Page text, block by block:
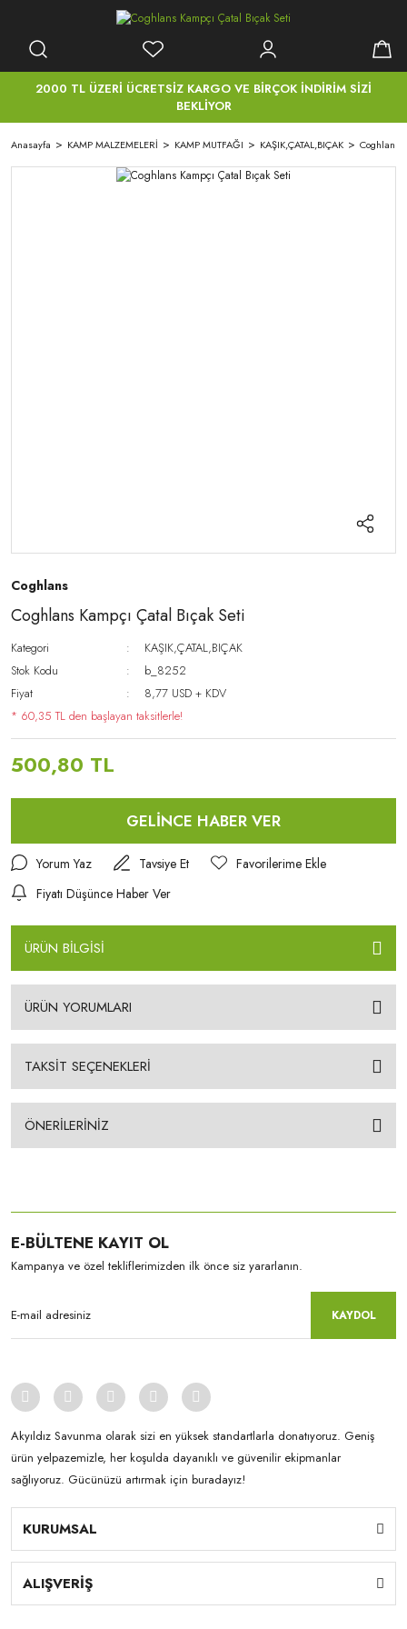
2000 TL ÜZERİ ÜCRETSİZ KARGO VE BİRÇOK İNDİRİM SİZİ
BEKLİYOR
Anasayfa KAMP MALZEMELERİ KAMP MUTFAĞI KAŞIK,ÇATAL,BIÇAK Coghlans
Coghlans
Coghlans Kampçı Çatal Bıçak Seti
Kategori
KAŞIK,ÇATAL,BIÇAK
Stok Kodu
b_8252
Fiyat
8,77 USD + KDV
* 60,35 TL den başlayan taksitlerle!
500,80 TL
GELİNCE HABER VER
Yorum Yaz
Tavsiye Et
Fiyatı Düşünce Haber Ver
ÜRÜN BİLGİSİ
ÜRÜN YORUMLARI
TAKSİT SEÇENEKLERİ
ÖNERİLERİNİZ
E-BÜLTENE KAYIT OL
Kampanya ve özel tekliflerimizden ilk önce siz yararlanın.
KAYDOL
Akyıldız Savunma olarak sizi en yüksek standartlarla donatıyoruz. Geniş
ürün yelpazemizle, her koşulda dayanıklı ve güvenilir ekipmanlar
sağlıyoruz. Gücünüzü artırmak için buradayız!
KURUMSAL
ALIŞVERİŞ